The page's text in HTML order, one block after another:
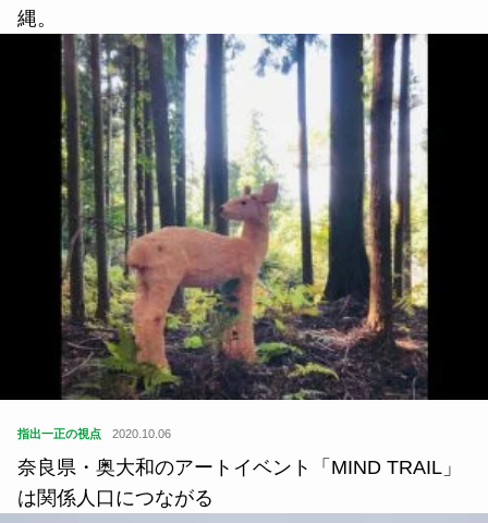
縄。
指出一正の視点 2020.10.06
奈良県・奥大和のアートイベント「MIND TRAIL」
は関係人口につながる